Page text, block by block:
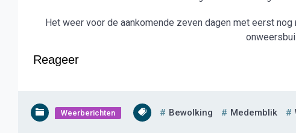
Het weer voor de aankomende zeven dagen met eerst
onweersbui
Reageer
Weerberichten Bewolking Medemblik